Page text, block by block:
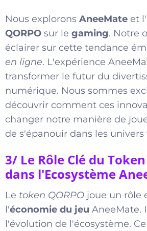
Nous explorons AneeMate et
QORPO sur le gaming. Notre
éclairer sur cette tendance
en ligne. L'expérience
transformer le futur du
numérique. Nous sommes
découvrir comment ces
changer notre manière de
de s'épanouir dans les univers
3/ Le Rôle Clé du Token
dans l'Ecosystème
Le token QORPO joue un rôle
l'économie du jeu AneeMate.
l'évolution de l'écosystème.